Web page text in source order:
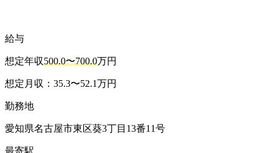
給与
想定年収500.0〜700.0万円
想定月収：35.3〜52.1万円
勤務地
愛知県名古屋市東区葵3丁目13番11号